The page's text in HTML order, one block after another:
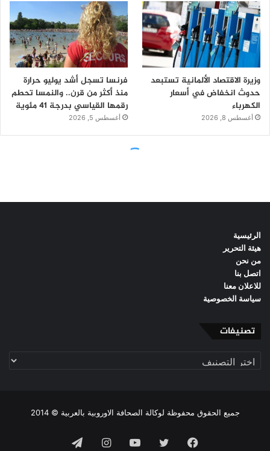
الرئيسية
هيئة التحرير
من نحن
اتصل بنا
للاعلان معنا
سياسة الخصوصية
تصنيفات
تصنيفات
جميع الحقوق محفوظة لوكالة الصحافة الاوروبية بالعربية © 2014
فيسبوك تويتر يوتيوبانستقرامتيلقرام